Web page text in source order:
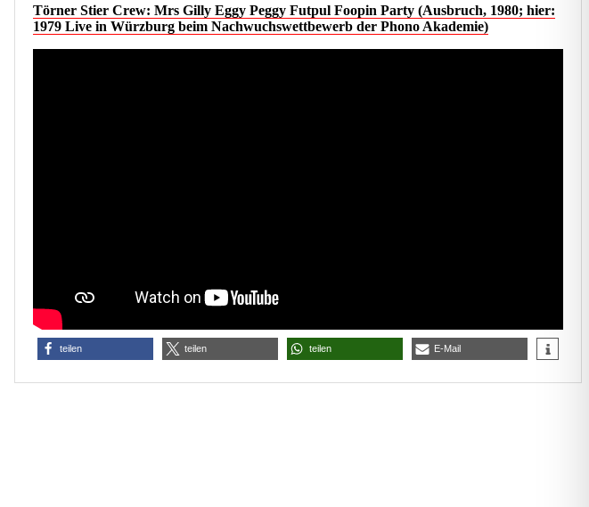
Törner Stier Crew: Mrs Gilly Eggy Peggy Futpul Foopin Party (Ausbruch, 1980; hier:
1979 Live in Würzburg beim Nachwuchswettbewerb der Phono Akademie)
teilen teilen teilen E-Mail